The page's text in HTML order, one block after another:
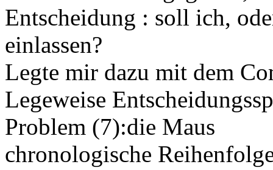
Entscheidung : soll ich,
einlassen?
Legte mir dazu mit dem
Legeweise
Problem (7):die Maus
chronologische